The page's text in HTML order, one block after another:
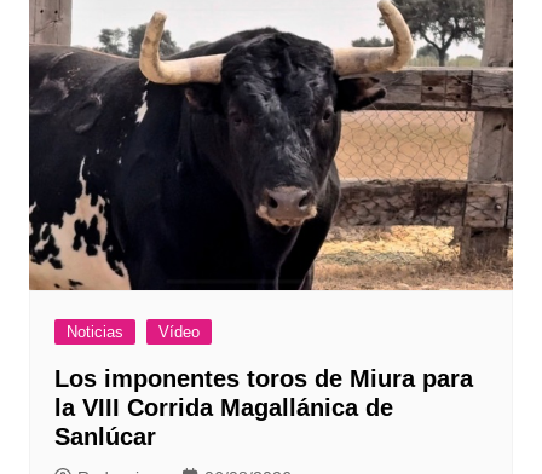
Noticias Vídeo
Los imponentes toros de Miura para
la VIII Corrida Magallánica de
Sanlúcar